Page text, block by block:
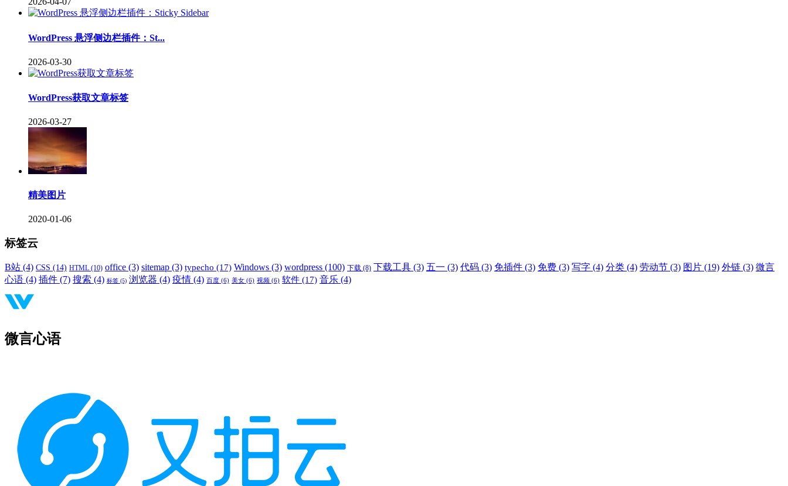
WordPress 悬浮侧边栏插件：St...
2026-03-30
WordPress获取文章标签
2026-03-27
精美图片
2020-01-06
标签云
B站 (4) CSS (14) HTML (10) office (3) sitemap (3) typecho (17) Windows (3) wordpress (100) 下载 (8) 下载工具 (3) 五一 (3) 代码 (3) 免插件 (3) 免费 (3) 写字 (4) 分类 (4) 劳动节 (3) 图片 (19) 外链 (3) 微言
心语 (4) 插件 (7) 搜索 (4) 标签 (5) 浏览器 (4) 疫情 (4) 百度 (6) 美女 (6) 视频 (6) 软件 (17) 音乐 (4)
微言心语